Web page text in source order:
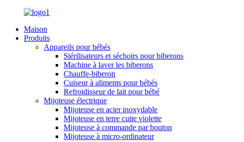
Maison
Produits
Appareils pour bébés
Stérilisateurs et séchoirs pour biberons
Machine à laver les biberons
Chauffe-biberon
Cuiseur à aliments pour bébés
Refroidisseur de lait pour bébé
Mijoteuse électrique
Mijoteuse en acier inoxydable
Mijoteuse en terre cuite violette
Mijoteuse à commande par bouton
Mijoteuse à micro-ordinateur